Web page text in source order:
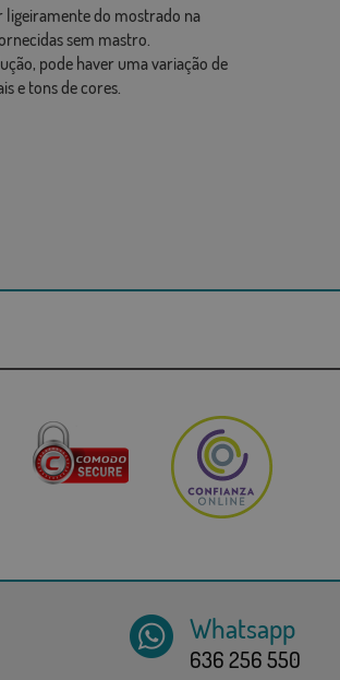
ligeiramente do mostrado na
sem mastro.
pode haver uma variação de
e tons de cores.
Whatsapp
636 256 550